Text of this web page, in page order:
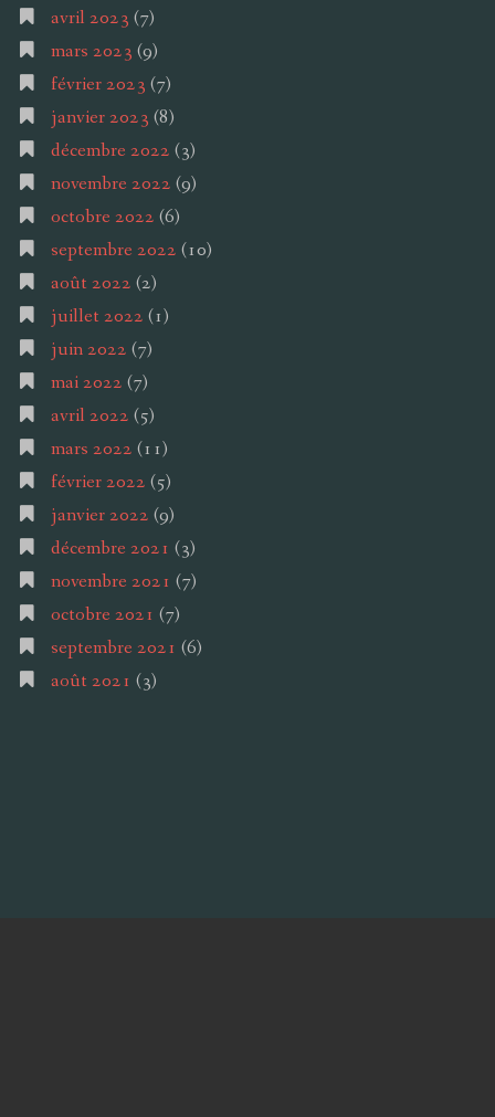
avril 2023 (7)
mars 2023 (9)
février 2023 (7)
janvier 2023 (8)
décembre 2022 (3)
novembre 2022 (9)
octobre 2022 (6)
septembre 2022 (10)
août 2022 (2)
juillet 2022 (1)
juin 2022 (7)
mai 2022 (7)
avril 2022 (5)
mars 2022 (11)
février 2022 (5)
janvier 2022 (9)
décembre 2021 (3)
novembre 2021 (7)
octobre 2021 (7)
septembre 2021 (6)
août 2021 (3)